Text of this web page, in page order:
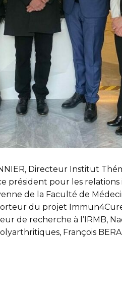
Directeur Institut
président pour les
de la Faculté de
du projet
de recherche à l’IRMB,
François